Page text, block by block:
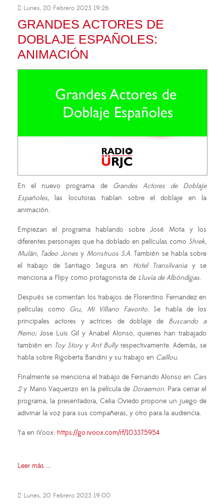
Lunes, 20 Febrero 2023 19:26
GRANDES ACTORES DE
DOBLAJE ESPAÑOLES:
ANIMACIÓN
En el nuevo programa de Grandes Actores de Doblaje
Españoles, las locutoras hablan sobre el doblaje en la
animación.
Empiezan el programa hablando sobre José Mota y los
diferentes personajes que ha doblado en películas como Shrek,
Mulán, Tadeo Jones y Monstruos S.A. También se habla sobre
el trabajo de Santiago Segura en Hotel Transilvaniay se
menciona a Flipy como protagonista de Lluvia de Albóndigas.
Después se comentan los trabajos de Florentino Fernandez en
películas como Gru, Mi Villano Favorito. Se habla de los
principales actores y actrices de doblaje de Buscando a
Nemo;Jose Luis Gil y Anabel Alonso, quienes han trabajado
también en Toy Storyy Ant Bullyrespectivamente. Además, se
habla sobre Rigoberta Bandini y su trabajo en Caillou.
Finalmente se menciona el trabajo de Fernando Alonso en Cars
2y Mario Vaquerizo en la película de Doraemon. Para cerrar el
programa, la presentadora, Celia Oviedo propone un juego de
adivinar la voz para sus compañeras, y otro para la audiencia.
Ya en iVoox: https://go.ivoox.com/rf/103375954
Leer más ...
Lunes, 20 Febrero 2023 19:00